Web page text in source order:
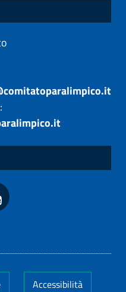
Accessibilità